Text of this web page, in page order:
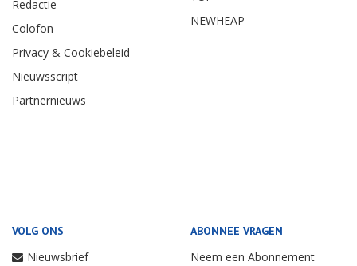
Redactie
Colofon
Privacy & Cookiebeleid
Nieuwsscript
Partnernieuws
NEWHEAP
VOLG ONS
Nieuwsbrief
ABONNEE VRAGEN
Neem een Abonnement